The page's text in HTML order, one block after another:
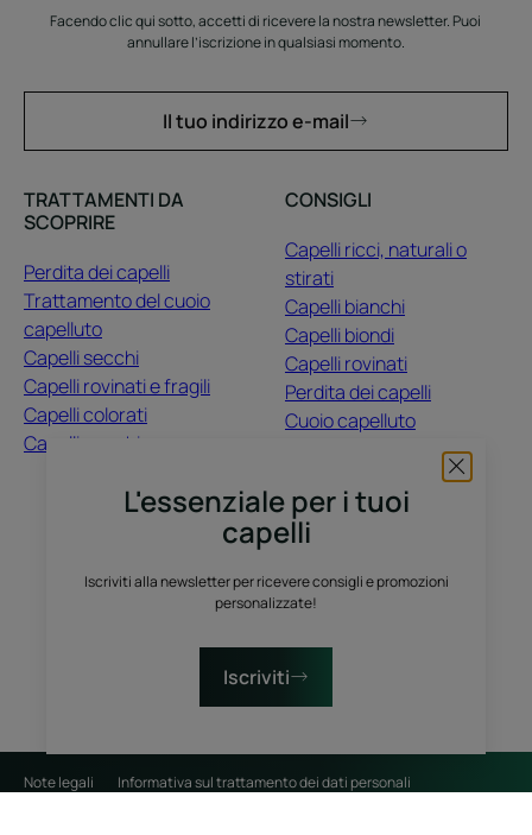
L'essenziale per i tuoi
capelli
Iscriviti alla newsletter per ricevere consigli e promozioni
personalizzate!
Iscriviti
Facendo clic qui sotto, accetti di ricevere la nostra newsletter. Puoi
annullare l’iscrizione in qualsiasi momento.
Il tuo indirizzo e-mail
TRATTAMENTI DA
SCOPRIRE
Perdita dei capelli
Trattamento del cuoio
capelluto
Capelli secchi
Capelli rovinati e fragili
Capelli colorati
Capelli opachi
CONSIGLI
Capelli ricci, naturali o
stirati
Capelli bianchi
Capelli biondi
Capelli rovinati
Perdita dei capelli
Cuoio capelluto
CHI SIAMO
ContattiDomande frequenti
Raccolta differenziata dei prodotti vendita
Raccolta differenziata dei campioni prova gratuiti
Note legali
Informativa sul trattamento dei dati personali